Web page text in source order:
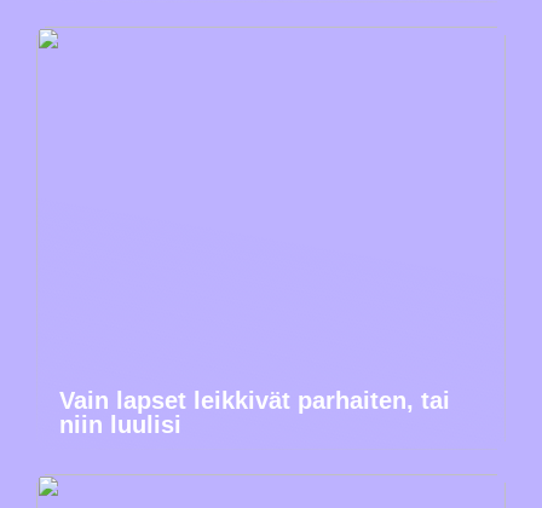
Vain lapset leikkivät parhaiten, tai
niin luulisi